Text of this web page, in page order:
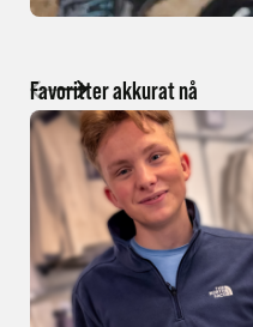
Favoritter akkurat nå